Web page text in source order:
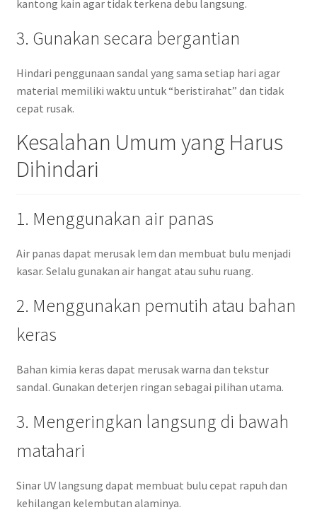
kantong kain agar tidak terkena debu langsung.
3. Gunakan secara bergantian
Hindari penggunaan sandal yang sama setiap hari agar
material memiliki waktu untuk “beristirahat” dan tidak
cepat rusak.
Kesalahan Umum yang Harus
Dihindari
1. Menggunakan air panas
Air panas dapat merusak lem dan membuat bulu menjadi
kasar. Selalu gunakan air hangat atau suhu ruang.
2. Menggunakan pemutih atau bahan
keras
Bahan kimia keras dapat merusak warna dan tekstur
sandal. Gunakan deterjen ringan sebagai pilihan utama.
3. Mengeringkan langsung di bawah
matahari
Sinar UV langsung dapat membuat bulu cepat rapuh dan
kehilangan kelembutan alaminya.